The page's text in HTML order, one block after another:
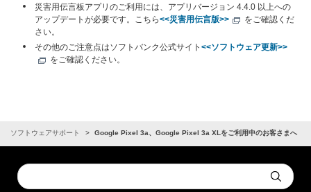
災害用伝言板アプリのご利用には、アプリバージョン 4.4.0 以上への
アップデートが必要です。こちら<<災害用伝言版>>
をご確認くだ
さい。
その他のご注意点はソフトバンク公式サイト <<ソフトウェア更新>>
をご確認ください。
ソフトウェアサポート Google Pixel 3a、Google Pixel 3a XLをご利用中のお客さまへ
Conduct
a
Submit